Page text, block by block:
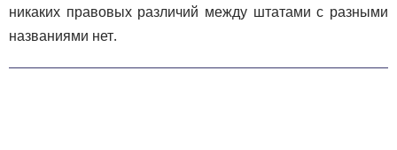
никаких правовых различий между штатами с разными
названиями нет.